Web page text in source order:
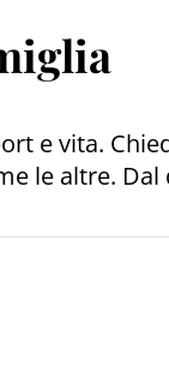
e vita.
le altre.